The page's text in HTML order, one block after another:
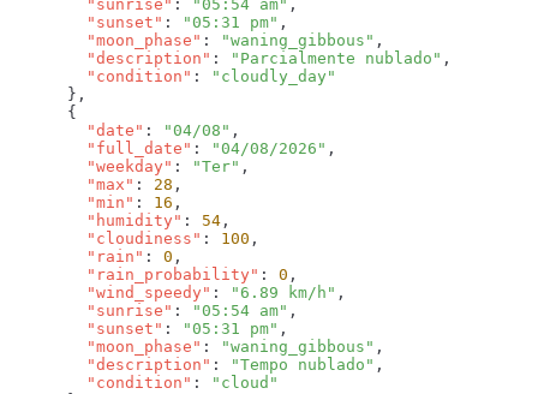
        "sunrise"
: "05:54 am"
        "sunset"
: "05:31 pm"
        "moon_phase"
: "waning_gibbous"
        "description"
: "Parcialmente nublado"
        "condition"
:
        "date"
: "04/08"
        "full_date"
: "04/08/2026"
        "weekday"
: "Ter"
        "max"
: 28
        "min"
: 16
        "humidity"
: 54
        "cloudiness"
: 100
        "rain"
: 0
        "rain_probability"
: 0
        "wind_speedy"
: "6.89 km/h"
        "sunrise"
: "05:54 am"
        "sunset"
: "05:31 pm"
        "moon_phase"
: "waning_gibbous"
        "description"
: "Tempo nublado"
        "condition"
: